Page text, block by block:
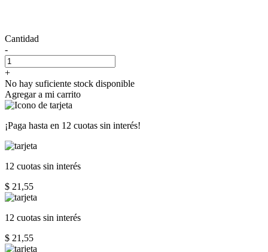
Cantidad
-
+
No hay suficiente stock disponible
Agregar a mi carrito
¡Paga hasta en 12 cuotas sin interés!
12 cuotas sin interés
$ 21,55
12 cuotas sin interés
$ 21,55